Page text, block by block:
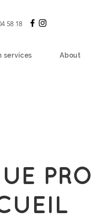
58 18
services About
PRO